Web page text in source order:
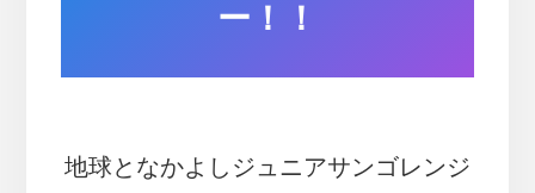
ー！！
地球となかよしジュニアサンゴレンジ